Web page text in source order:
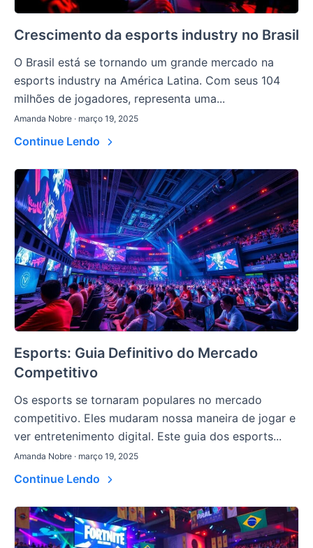
Crescimento da esports industry no Brasil
O Brasil está se tornando um grande mercado na
esports industry na América Latina. Com seus 104
milhões de jogadores, representa uma...
Amanda Nobre · março 19, 2025
Continue Lendo
Esports: Guia Definitivo do Mercado
Competitivo
Os esports se tornaram populares no mercado
competitivo. Eles mudaram nossa maneira de jogar e
ver entretenimento digital. Este guia dos esports...
Amanda Nobre · março 19, 2025
Continue Lendo